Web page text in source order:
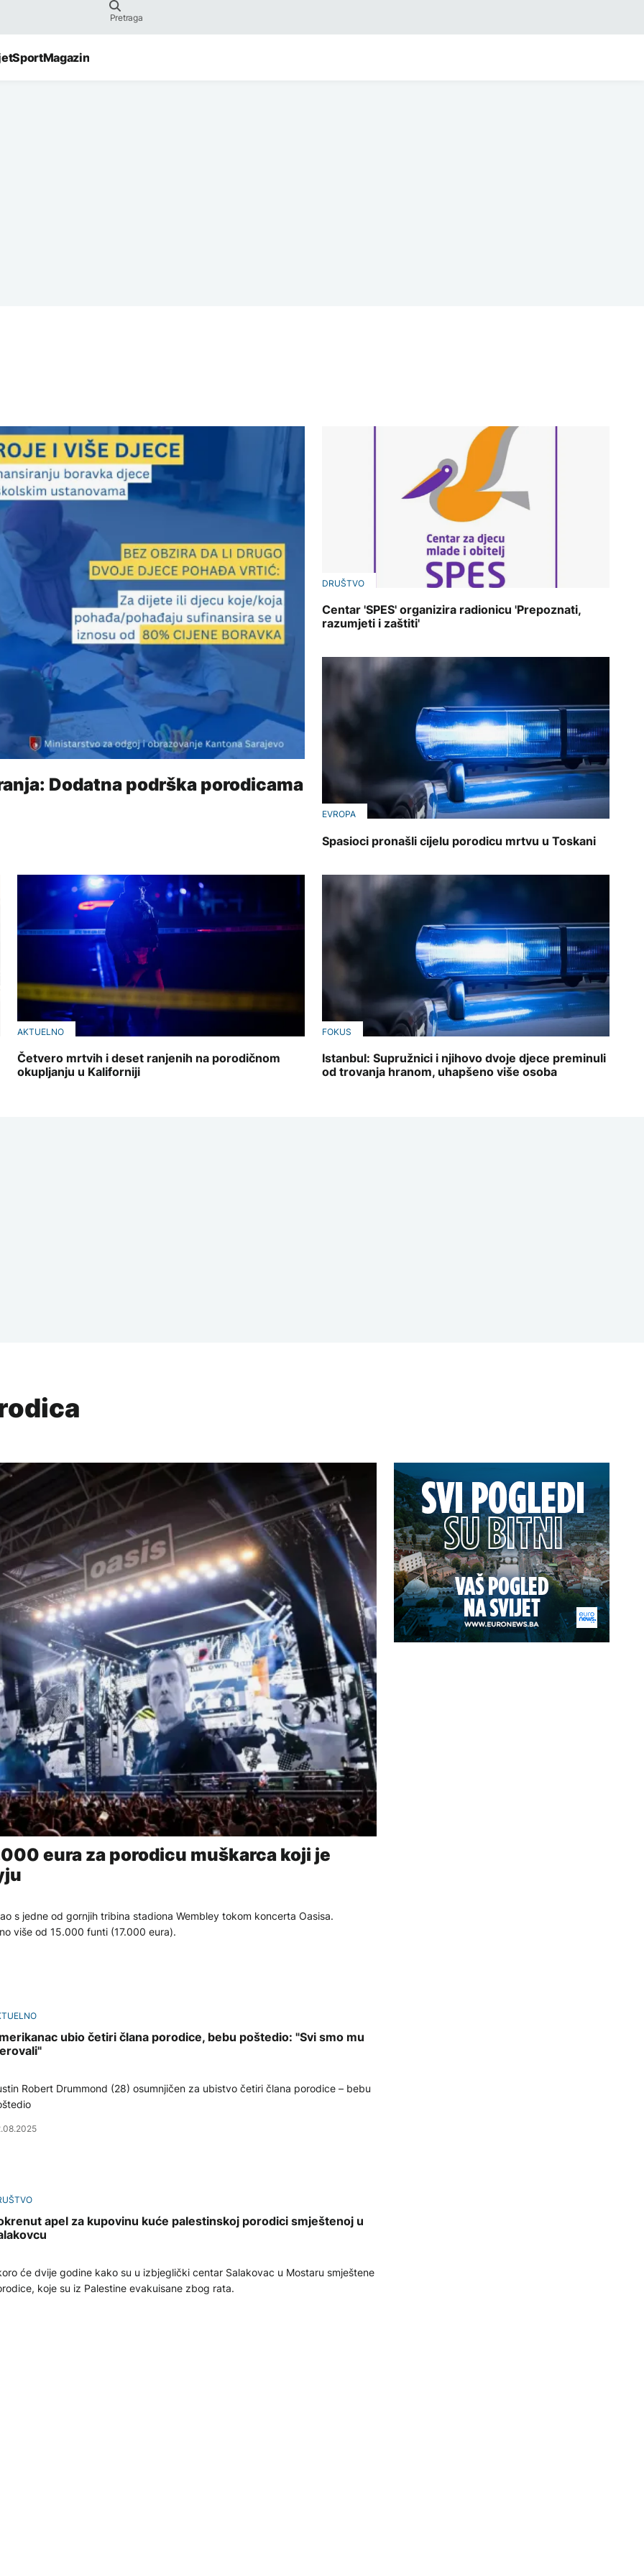
SportMagazin
Dodatna podrška porodicama
DRUŠTVO
Centar 'SPES' organizira radionicu 'Prepoznati,
razumjeti i zaštiti'
EVROPA
Spasioci pronašli cijelu porodicu mrtvu u Toskani
AKTUELNO
Četvero mrtvih i deset ranjenih na porodičnom
okupljanju u Kaliforniji
FOKUS
Istanbul: Supružnici i njihovo dvoje djece preminuli
od trovanja hranom, uhapšeno više osoba
eura za porodicu muškarca koji je
s jedne od gornjih tribina stadiona Wembley tokom koncerta Oasisa.
više od 15.000 funti (17.000 eura).
ubio četiri člana porodice, bebu poštedio: "Svi smo mu
Robert Drummond (28) osumnjičen za ubistvo četiri člana porodice – bebu
apel za kupovinu kuće palestinskoj porodici smještenoj u
će dvije godine kako su u izbjeglički centar Salakovac u Mostaru smještene
koje su iz Palestine evakuisane zbog rata.